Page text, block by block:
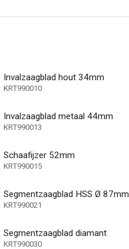
Invalzaagblad hout 34mm
KRT990010
Invalzaagblad metaal 44mm
KRT990013
Schaafijzer 52mm
KRT990015
Segmentzaagblad HSS Ø 87mm
KRT990021
Segmentzaagblad diamant
KRT990030